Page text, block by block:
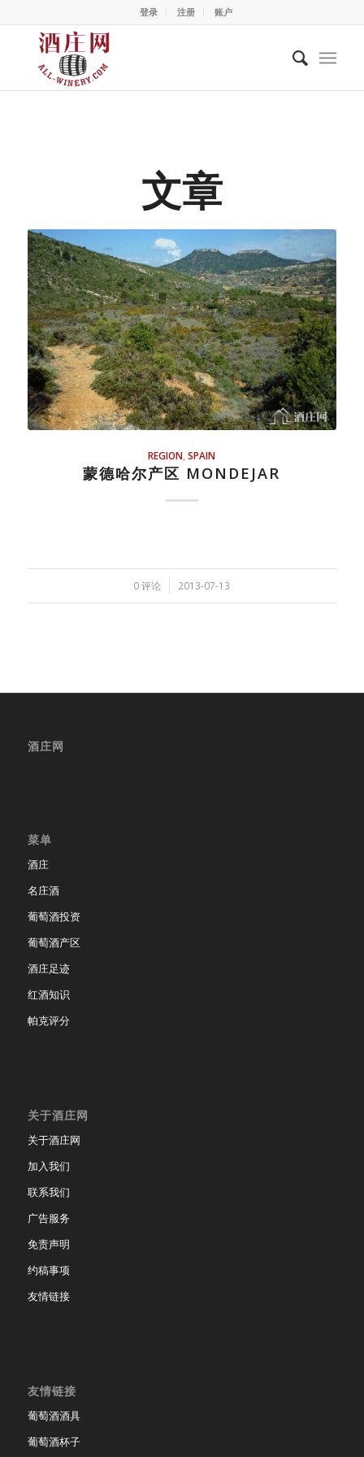
登录 注册 账户
文章
REGION ,SPAIN
蒙德哈尔产区 MONDEJAR
0 评论 2013-07-13
酒庄网
菜单
酒庄
名庄酒
葡萄酒投资
葡萄酒产区
酒庄足迹
红酒知识
帕克评分
关于酒庄网
关于酒庄网
加入我们
联系我们
广告服务
免责声明
约稿事项
友情链接
友情链接
葡萄酒酒具
葡萄酒杯子